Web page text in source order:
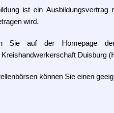
ist ein
wird.
Sie auf der Homepage
Duisburg
können Sie einen